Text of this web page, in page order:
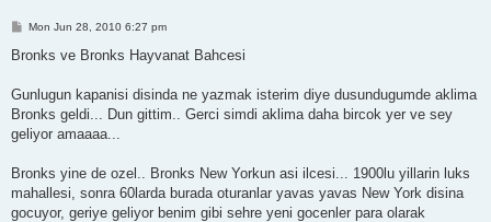
P
s
Mon Jun 28, 2010 6:27 pm
Bronks ve Bronks Hayvanat Bahcesi
Gunlugun kapanisi disinda ne yazmak isterim diye dusundugumde aklima
Bronks geldi... Dun gittim.. Gerci simdi aklima daha bircok yer ve sey
geliyor amaaaa...
Bronks yine de ozel.. Bronks New Yorkun asi ilcesi... 1900lu yillarin luks
mahallesi, sonra 60larda burada oturanlar yavas yavas New York disina
gocuyor, geriye geliyor benim gibi sehre yeni gocenler para olarak